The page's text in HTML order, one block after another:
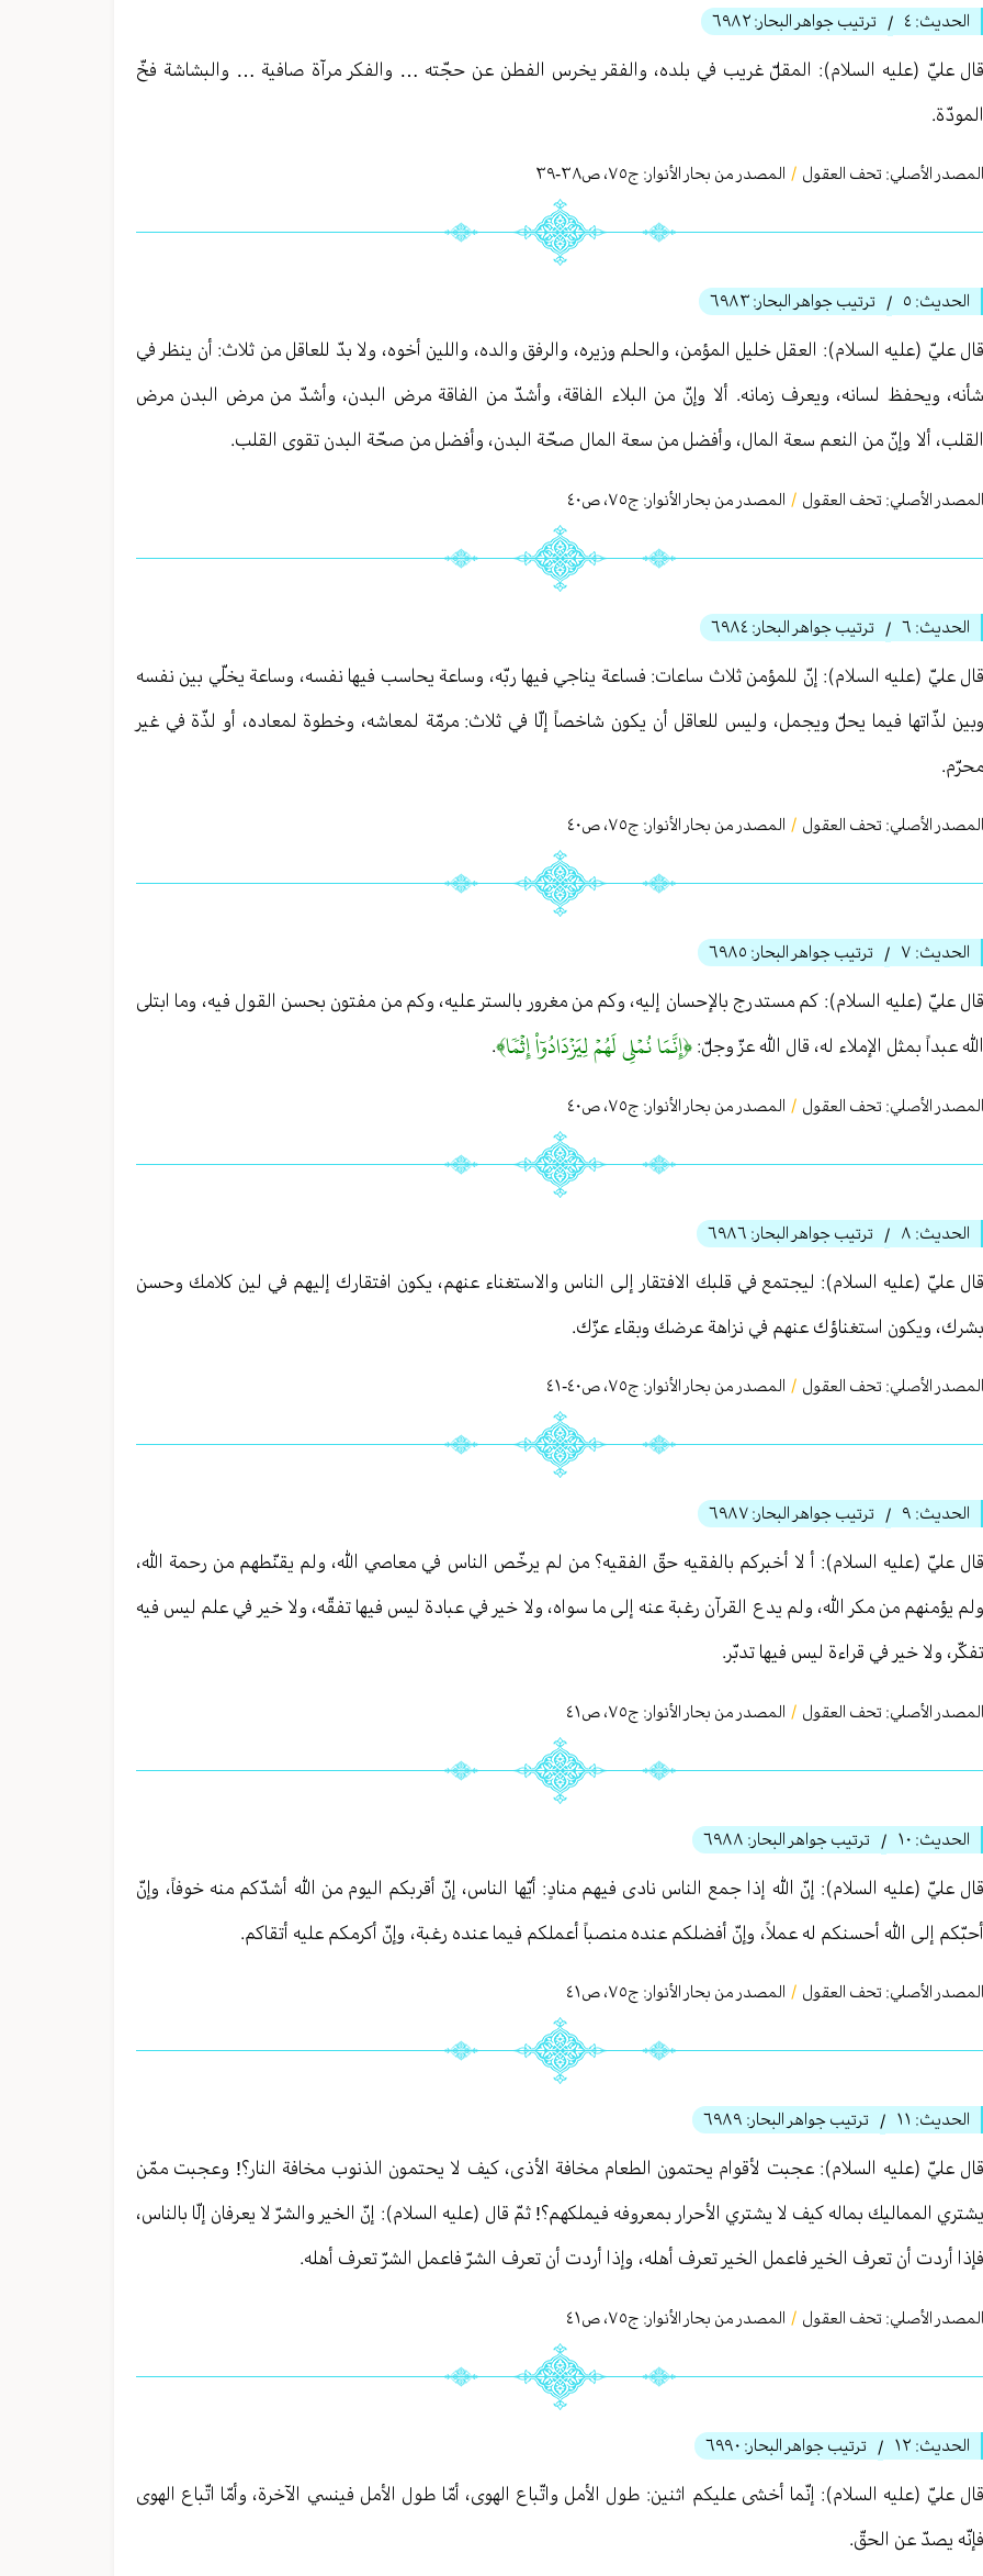
الحديث: ٤ / ترتيب جواهر البحار: ٦٩٨٢
قال عليّ (عليه السلام): المقلّ غريب في بلده، والفقر يخرس الفطن عن حجّته … والفكر مرآة صافية … والبشاشة فخّ
المودّة.
المصدر الأصلي: تحف العقول / المصدر من بحار الأنوار: ج٧٥، ص٣٨-٣٩
الحديث: ٥ / ترتيب جواهر البحار: ٦٩٨٣
قال عليّ (عليه السلام): العقل خليل المؤمن، والحلم وزيره، والرفق والده، واللين أخوه، ولا بدّ للعاقل من ثلاث: أن ينظر في
شأنه، ويحفظ لسانه، ويعرف زمانه. ألا وإنّ من البلاء الفاقة، وأشدّ من الفاقة مرض البدن، وأشدّ من مرض البدن مرض
القلب، ألا وإنّ من النعم سعة المال، وأفضل من سعة المال صحّة البدن، وأفضل من صحّة البدن تقوى القلب.
المصدر الأصلي: تحف العقول / المصدر من بحار الأنوار: ج٧٥، ص٤۰
الحديث: ٦ / ترتيب جواهر البحار: ٦٩٨٤
قال عليّ (عليه السلام): إنّ للمؤمن ثلاث ساعات: فساعة يناجي فيها ربّه، وساعة يحاسب فيها نفسه، وساعة يخلّي بين نفسه
وبين لذّاتها فيما يحلّ ويجمل، وليس للعاقل أن يكون شاخصاً إلّا في ثلاث: مرمّة لمعاشه، وخطوة لمعاده، أو لذّة في غير
محرّم.
المصدر الأصلي: تحف العقول / المصدر من بحار الأنوار: ج٧٥، ص٤۰
الحديث: ٧ / ترتيب جواهر البحار: ٦٩٨٥
قال عليّ (عليه السلام): كم مستدرج بالإحسان إليه، وكم من مغرور بالستر عليه، وكم من مفتون بحسن القول فيه، وما ابتلى
الله عبداً بمثل الإملاء له، قال الله عزّ وجلّ: ﴿إِنَّمَا نُمۡلِي لَهُمۡ لِيَزۡدَادُوٓاْ إِثۡمٗا﴾.
المصدر الأصلي: تحف العقول / المصدر من بحار الأنوار: ج٧٥، ص٤۰
الحديث: ٨ / ترتيب جواهر البحار: ٦٩٨٦
قال عليّ (عليه السلام): ليجتمع في قلبك الافتقار إلى الناس والاستغناء عنهم، يكون افتقارك إليهم في لين كلامك وحسن
بشرك، ويكون استغناؤك عنهم في نزاهة عرضك وبقاء عزّك.
المصدر الأصلي: تحف العقول / المصدر من بحار الأنوار: ج٧٥، ص٤۰-٤١
الحديث: ٩ / ترتيب جواهر البحار: ٦٩٨٧
قال عليّ (عليه السلام): أ لا أخبركم بالفقيه حقّ الفقيه؟ من لم يرخّص الناس في معاصي الله، ولم يقنّطهم من رحمة الله،
ولم يؤمنهم من مكر الله، ولم يدع القرآن رغبة عنه إلى ما سواه، ولا خير في عبادة ليس فيها تفقّه، ولا خير في علم ليس فيه
تفكّر، ولا خير في قراءة ليس فيها تدبّر.
المصدر الأصلي: تحف العقول / المصدر من بحار الأنوار: ج٧٥، ص٤١
الحديث: ١۰ / ترتيب جواهر البحار: ٦٩٨٨
قال عليّ (عليه السلام): إنّ الله إذا جمع الناس نادى فيهم منادٍ: أيّها الناس، إنّ أقربكم اليوم من الله أشدّكم منه خوفاً، وإنّ
أحبّكم إلى الله أحسنكم له عملاً، وإنّ أفضلكم عنده منصباً أعملكم فيما عنده رغبة، وإنّ أكرمكم عليه أتقاكم.
المصدر الأصلي: تحف العقول / المصدر من بحار الأنوار: ج٧٥، ص٤١
الحديث: ١١ / ترتيب جواهر البحار: ٦٩٨٩
قال عليّ (عليه السلام): عجبت لأقوام يحتمون الطعام مخافة الأذى، كيف لا يحتمون الذنوب مخافة النار؟! وعجبت ممّن
يشتري المماليك بماله كيف لا يشتري الأحرار بمعروفه فيملكهم؟! ثمّ قال (عليه السلام): إنّ الخير والشرّ لا يعرفان إلّا بالناس،
فإذا أردت أن تعرف الخير فاعمل الخير تعرف أهله، وإذا أردت أن تعرف الشرّ فاعمل الشرّ تعرف أهله.
المصدر الأصلي: تحف العقول / المصدر من بحار الأنوار: ج٧٥، ص٤١
الحديث: ١٢ / ترتيب جواهر البحار: ٦٩٩٠
قال عليّ (عليه السلام): إنّما أخشى عليكم اثنين: طول الأمل واتّباع الهوى، أمّا طول الأمل فينسي الآخرة، وأمّا اتّباع الهوى
فإنّه يصدّ عن الحقّ.